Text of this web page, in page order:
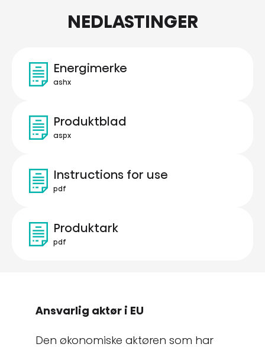
NEDLASTINGER
Energimerke
ashx
Produktblad
aspx
Instructions for use
pdf
Produktark
pdf
Ansvarlig aktør i EU
Den økonomiske aktøren som har